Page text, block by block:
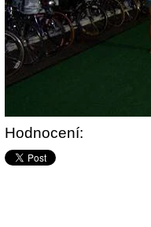
Hodnocení: